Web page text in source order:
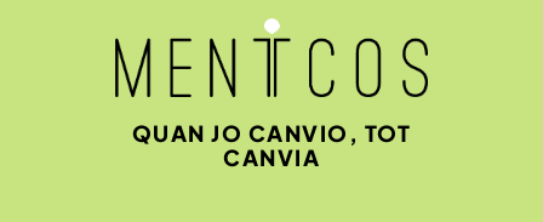
QUAN JO CANVIO, TOT
CANVIA